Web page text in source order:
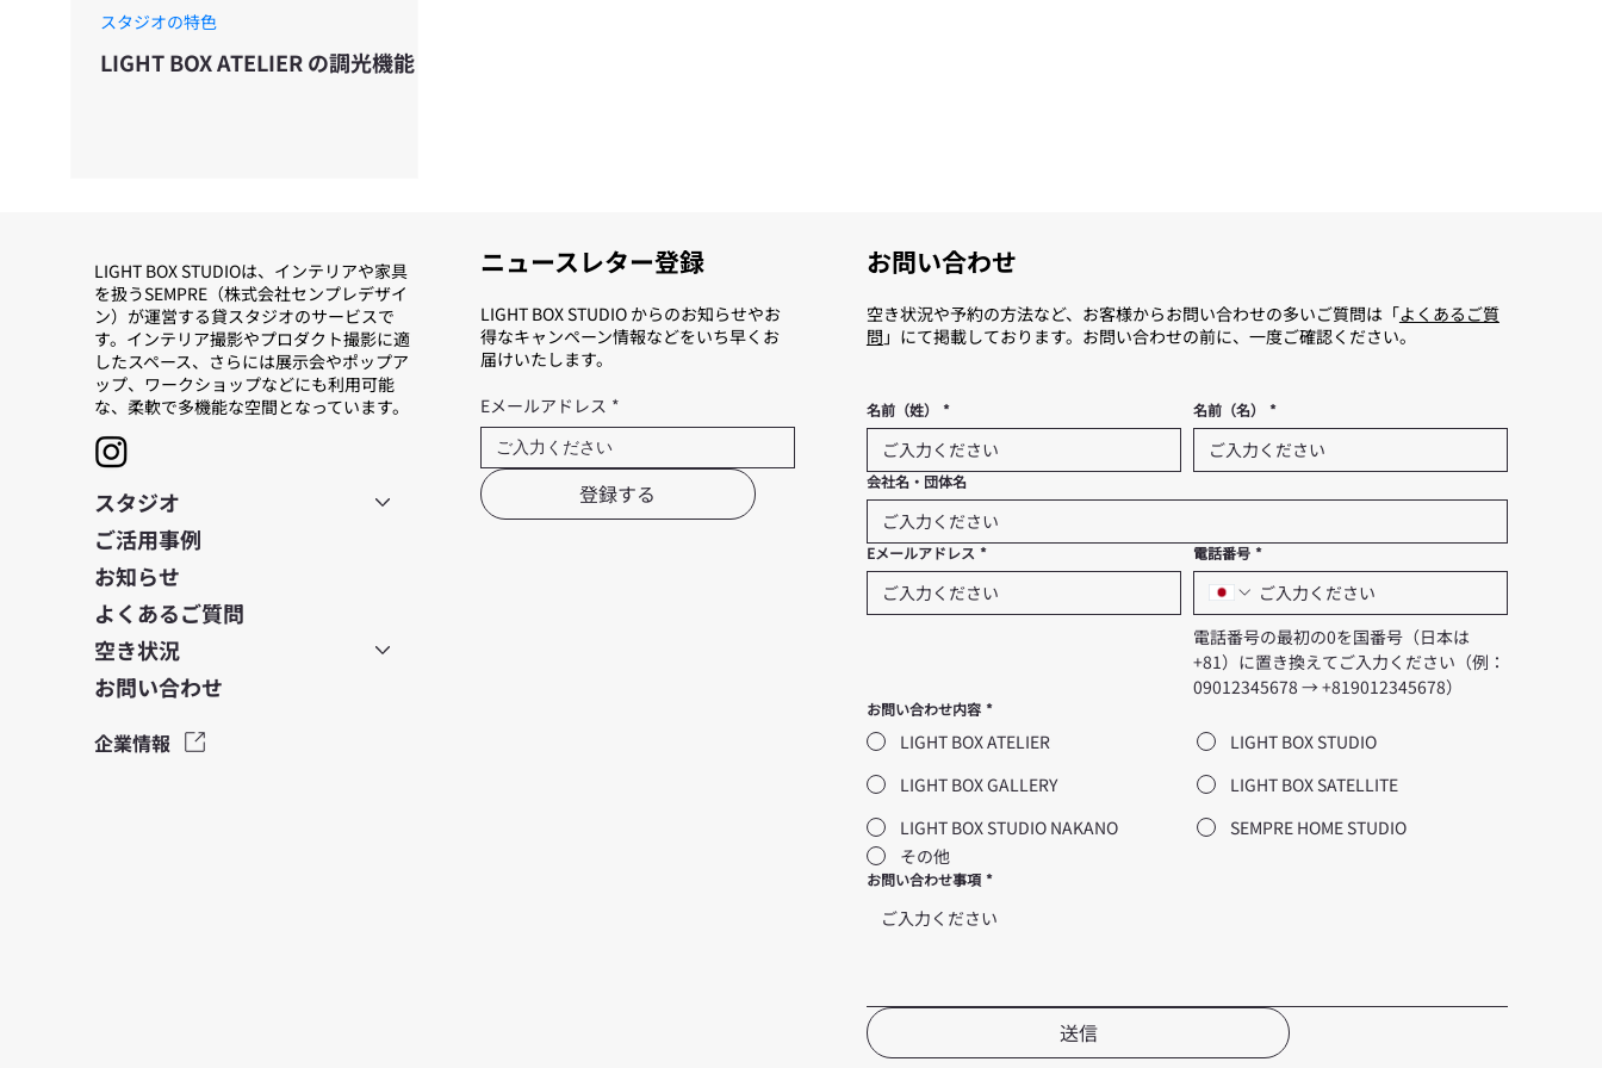
LIGHT BOX ATELIER の調光機能
スタジオの特色
LIGHT BOX STUDIOは、インテリアや家具
を扱うSEMPRE（株式会社センプレデザイ
ン）が運営する貸スタジオのサービスで
す。インテリア撮影やプロダクト撮影に適
したスペース、さらには展示会やポップア
ップ、ワークショップなどにも利用可能
な、柔軟で多機能な空間となっています。
スタジオ
ご活用事例
お知らせ
よくあるご質問
空き状況
お問い合わせ
企業情報
お問い合わせ
空き状況や予約の方法など、お客様からお問い合わせの多いご質問は「よくあるご質
問 」にて掲載しております。お問い合わせの前に、一度ご確認ください。
名前（姓） * 名前（名） *
会社名・団体名
Eメールアドレス * 電話番号 *
電話番号の最初の0を国番号（日本は
+81）に置き換えてご入力ください（例：
09012345678 → +819012345678）
お問い合わせ内容 *
LIGHT BOX ATELIER
LIGHT BOX STUDIO
LIGHT BOX GALLERY
LIGHT BOX SATELLITE
LIGHT BOX STUDIO NAKANO
SEMPRE HOME STUDIO
その他
お問い合わせ事項 *
送信
ニュースレター登録
LIGHT BOX STUDIO からのお知らせやお
得なキャンペーン情報などをいち早くお
届けいたします。
Eメールアドレス *
登録する